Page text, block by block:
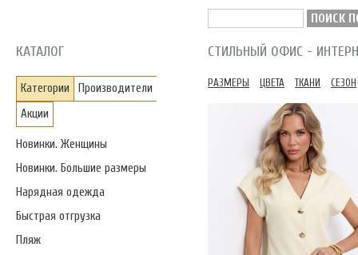
ПОИСК
КАТАЛОГ
Категории
Производители
Акции
Новинки. Женщины
Новинки. Большие размеры
Нарядная одежда
Быстрая отгрузка
Пляж
СТИЛЬНЫЙ ОФИС -
РАЗМЕРЫ ЦВЕТА ТКАНИ СЕЗОН